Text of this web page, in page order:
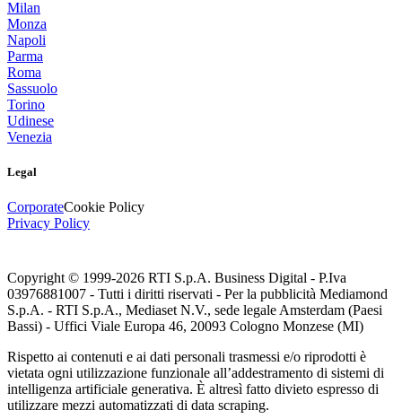
Milan
Monza
Napoli
Parma
Roma
Sassuolo
Torino
Udinese
Venezia
Legal
CorporateCookie Policy
Privacy Policy
Copyright © 1999-2026 RTI S.p.A. Business Digital - P.Iva
03976881007 - Tutti i diritti riservati - Per la pubblicità Mediamond
S.p.A. - RTI S.p.A., Mediaset N.V., sede legale Amsterdam (Paesi
Bassi) - Uffici Viale Europa 46, 20093 Cologno Monzese (MI)
Rispetto ai contenuti e ai dati personali trasmessi e/o riprodotti è
vietata ogni utilizzazione funzionale all’addestramento di sistemi di
intelligenza artificiale generativa. È altresì fatto divieto espresso di
utilizzare mezzi automatizzati di data scraping.